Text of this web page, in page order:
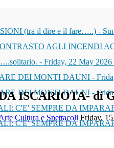
(tra il dire e il fare…..) -
AGLI INCENDI
- Friday, 22 May 2026
DEI MONTI DAUNI -
DEI MONTI DAUNI -
C'E' SEMPRE DA
C'E' SEMPRE DA
ISCARIOTA- di
Cultura e Spettacoli Friday,